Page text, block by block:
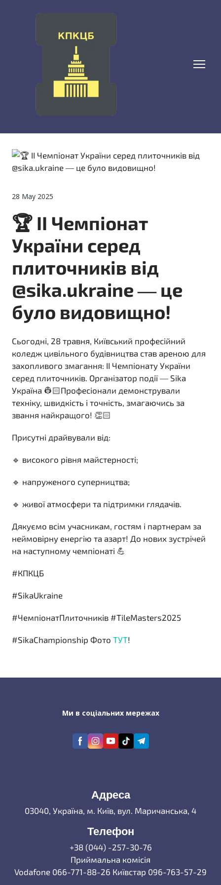
28 May 2025
🏆 II Чемпіонат
України серед
плиточників від
@sika.ukraine — це
було видовищно!
Сьогодні, 28 травня, Київський професійний
коледж цивільного будівництва став ареною для
захопливого змагання: ІІ Чемпіонату України
серед плиточників. Організатор події — Sika
Україна 👷🏻Професіонали демонстрували
техніку, швидкість і точність, змагаючись за
звання найкращого! 👏🏻
Присутні драйвували від:
🔹 високого рівня майстерності;
🔹 напруженого суперництва;
🔹 живої атмосфери та підтримки глядачів.
Дякуємо всім учасникам, гостям і партнерам за
неймовірну енергію та азарт! До нових зустрічей
на наступному чемпіонаті 💪
#КПКЦБ
#SikaUkraine
#ЧемпіонатПлиточників #TileMasters2025
#SikaChampionship Фото ТУТ!
Ми в соціальних мережах
Адреса
03040, Україна, м. Київ, вул. Маричанська, 4
Телефон
+38 (044) -257-30-76
Приймальна комісія
Vodafone 066-771-88-26 Київстар 096-763-57-29